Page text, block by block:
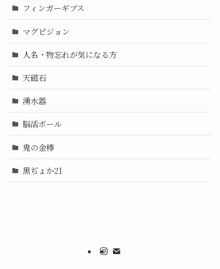
フィンガーギブス
マグピジョン
人名・物忘れが気になる方
天磁石
湧水器
脳活ボール
鬼の金棒
黒ぢょか21